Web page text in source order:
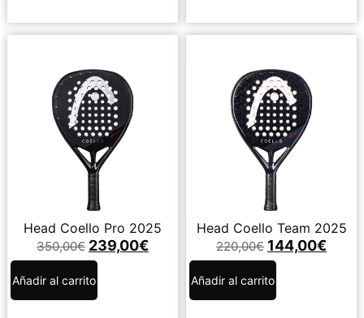
Head Coello Pro 2025
350,00€ 239,00€
Añadir al carrito
Head Coello Team 2025
220,00€ 144,00€
Añadir al carrito